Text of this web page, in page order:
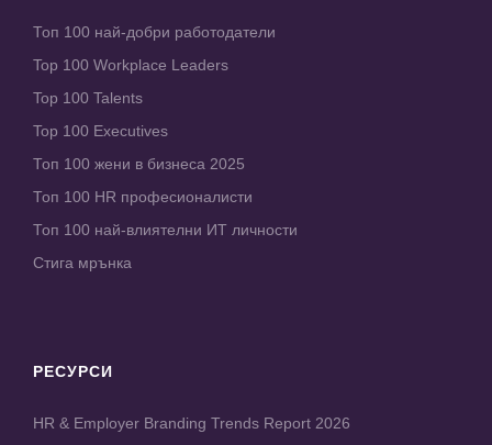
Топ 100 най-добри работодатели
Top 100 Workplace Leaders
Top 100 Talents
Top 100 Executives
Топ 100 жени в бизнеса 2025
Топ 100 HR професионалисти
Топ 100 най-влиятелни ИТ личности
Стига мрънка
РЕСУРСИ
HR & Employer Branding Trends Report 2026